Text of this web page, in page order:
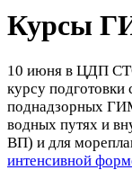
Курсы
10 июня в ЦДП
курсу
поднадзорных
водных путях и
ВП) и для
интенсивной